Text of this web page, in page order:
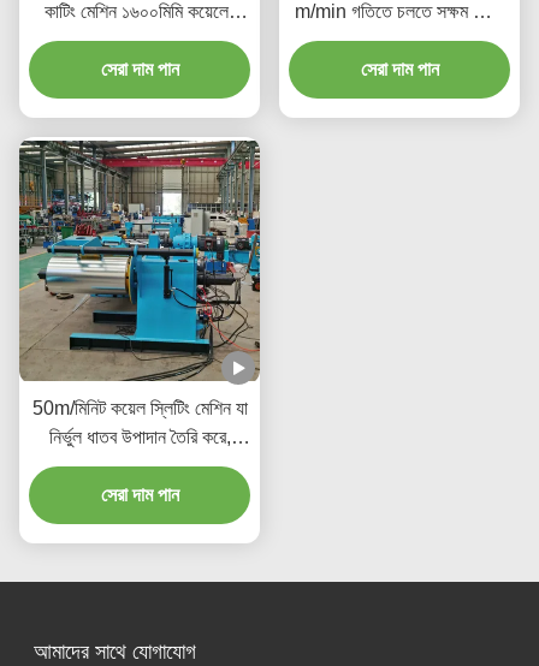
কাটিং মেশিন ১৬০০মিমি কয়েলের
পুরুত্ব ৩মিমি, কাটিং গতি ১২০মি/
মিনিট
সেরা দাম পান
m/min গতিতে চলতে সক্ষম স্পিড
অপারেশন কয়েল মেটাল শীট স্লিটিং
মেশিন
সেরা দাম পান
50m/মিনিট কয়েল স্লিটিং মেশিন যা
নির্ভুল ধাতব উপাদান তৈরি করে,
যানবাহন প্রস্তুতকারক শিল্প
সেরা দাম পান
আমাদের সাথে যোগাযোগ